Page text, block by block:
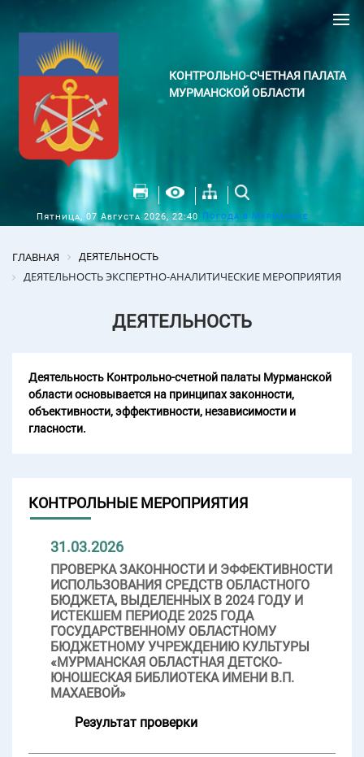
КОНТРОЛЬНО-СЧЕТНАЯ ПАЛАТА
МУРМАНСКОЙ ОБЛАСТИ
Пятница, 07 Августа 2026, 22:40 Погода в Мурманске
ГЛАВНАЯ
ДЕЯТЕЛЬНОСТЬ
ДЕЯТЕЛЬНОСТЬ ЭКСПЕРТНО-АНАЛИТИЧЕСКИЕ МЕРОПРИЯТИЯ
ДЕЯТЕЛЬНОСТЬ
Деятельность Контрольно-счетной палаты Мурманской
области основывается на принципах законности,
объективности, эффективности, независимости и
гласности.
КОНТРОЛЬНЫЕ МЕРОПРИЯТИЯ
31.03.2026
ПРОВЕРКА ЗАКОННОСТИ И ЭФФЕКТИВНОСТИ
ИСПОЛЬЗОВАНИЯ СРЕДСТВ ОБЛАСТНОГО
БЮДЖЕТА, ВЫДЕЛЕННЫХ В 2024 ГОДУ И
ИСТЕКШЕМ ПЕРИОДЕ 2025 ГОДА
ГОСУДАРСТВЕННОМУ ОБЛАСТНОМУ
БЮДЖЕТНОМУ УЧРЕЖДЕНИЮ КУЛЬТУРЫ
«МУРМАНСКАЯ ОБЛАСТНАЯ ДЕТСКО-
ЮНОШЕСКАЯ БИБЛИОТЕКА ИМЕНИ В.П.
МАХАЕВОЙ»
Результат проверки